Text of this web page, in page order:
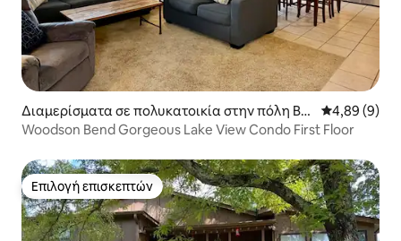
Διαμερίσματα σε πολυκατοικία στην πόλη Bro
nston
Μέση
4,89 (9)
Woodson Bend Gorgeous Lake View Condo First Floor
Επιλογή επισκεπτών
Επιλογή επισκεπτών